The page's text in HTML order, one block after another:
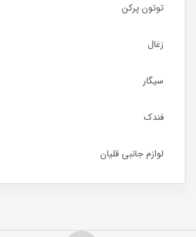
توتون پرکن
زغال
سیگار
فندک
لوازم جانبی قلیان